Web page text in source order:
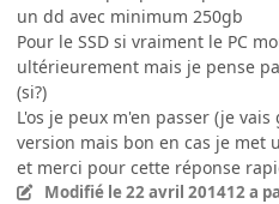
un dd avec minimum 250gb
Pour le SSD si vraiment le PC
ultérieurement mais je pense
(si?)
L'os je peux m'en passer (je
version mais bon en cas je met
et merci pour cette réponse
Modifié le 22 avril 201412 a